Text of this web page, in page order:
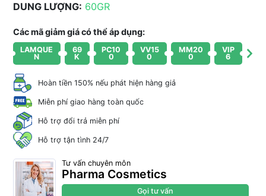
DUNG LƯỢNG: 60GR
Các mã giảm giá có thể áp dụng:
LAMQUE
N
69
K
PC10
0
VV15
0
MM20
0
VIP
6
Hoàn tiền 150% nếu phát hiện hàng giả
Miễn phí giao hàng toàn quốc
Hỗ trợ đổi trả miễn phí
Hỗ trợ tận tình 24/7
Tư vấn chuyên môn
Pharma Cosmetics
Gọi tư vấn